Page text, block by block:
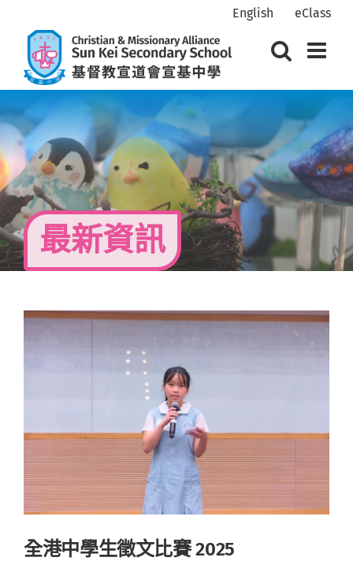
content
English eClass
最新資訊
View
全港中學生徵文比賽 2025